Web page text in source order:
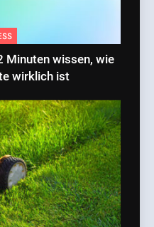
Minuten wissen, wie
wirklich ist